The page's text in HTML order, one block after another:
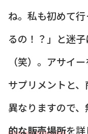
ね。私も初めて
るの！？」と迷
（笑）。アサイ
サプリメントと
異なりますので、
的な販売場所を詳